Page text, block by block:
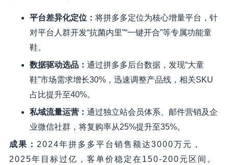
平台差异化定位： 将拼多多定位为核心增量平台，针
对平台人群开发“抗菌内里”“一键开合”等专属功能童
鞋。
数据驱动选品： 通过拼多多后台数据，发现“大童
鞋”市场需求增长30%，迅速调整产品线，相关SKU
占比提升至40%。
私域流量运营： 通过独立站会员体系、邮件营销及企
业微信社群，将复购率从25%提升至35%。
成果 ： 2024年拼多多平台销售额达3000万元，
2025年目标过亿，客单价稳定在150-200元区间。